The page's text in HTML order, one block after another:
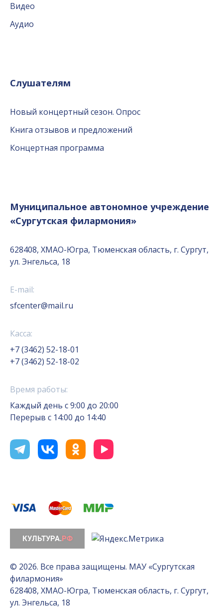
Видео
Аудио
Слушателям
Новый концертный сезон. Опрос
Книга отзывов и предложений
Концертная программа
Муниципальное автономное учреждение
«Сургутская филармония»
628408, ХМАО-Югра, Тюменская область, г. Сургут,
ул. Энгельса, 18
E-mail:
sfcenter@mail.ru
Касса:
+7 (3462) 52-18-01
+7 (3462) 52-18-02
Время работы:
Каждый день с 9:00 до 20:00
Перерыв с 14:00 до 14:40
© 2026. Все права защищены. МАУ «Сургутская
филармония»
628408, ХМАО-Югра, Тюменская область, г. Сургут,
ул. Энгельса, 18